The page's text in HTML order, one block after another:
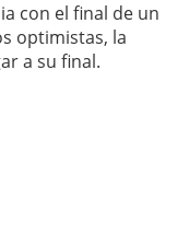
con el final de un
optimistas, la
a su final.